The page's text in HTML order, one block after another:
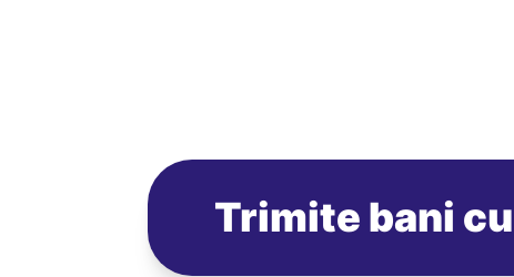
Trimite bani